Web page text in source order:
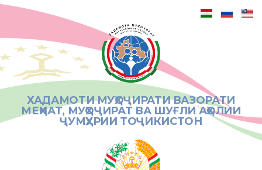
ХАДАМОТИ МУҲОҶИРАТИ ВАЗОРАТИ
МЕҲНАТ, МУҲОҶИРАТ ВА ШУҒЛИ АҲОЛИИ
ҶУМҲУРИИ ТОҶИКИСТОН